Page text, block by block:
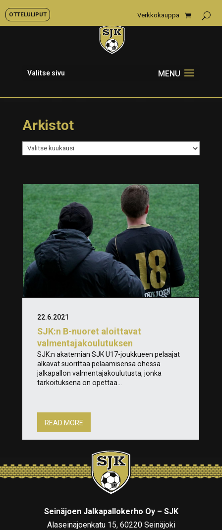
OTTELULIPUT Verkkokauppa
Valitse sivu
Arkistot
Arkistot
SJK:n B-nuoret aloittavat
valmentajakoulutuksen
22.6.2021
SJK:n akatemian SJK U17-joukkueen pelaajat
alkavat suorittaa pelaamisensa ohessa
jalkapallon valmentajakoulutusta, jonka
tarkoituksena on opettaa...
READ MORE
Seinäjoen Jalkapallokerho Oy – SJK
Alaseinäjoenkatu 15, 60220 Seinäjoki